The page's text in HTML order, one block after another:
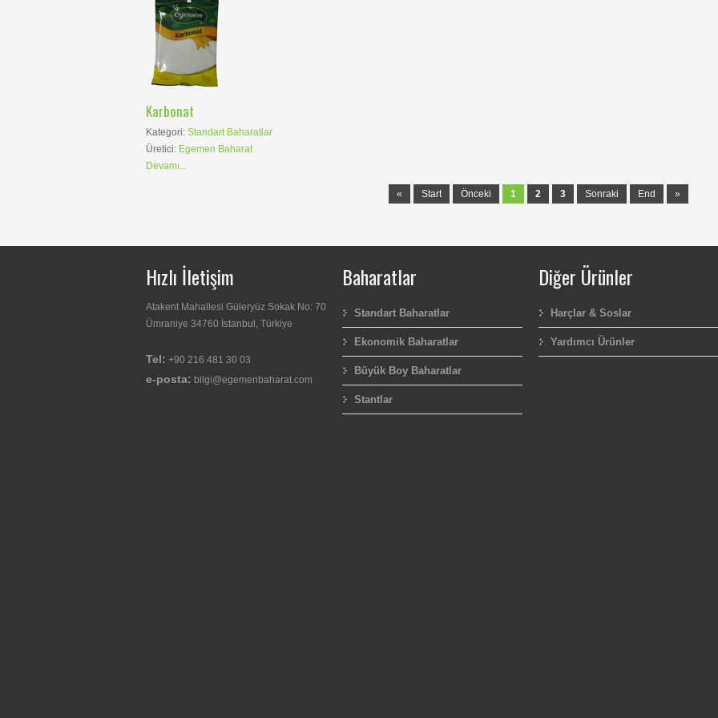
Karbonat
Kategori: Standart Baharatlar
Üretici: Egemen Baharat
Devamı...
« Start Önceki 1 2 3 Sonraki End »
Hızlı İletişim
Atakent Mahallesi Güleryüz Sokak No: 70
Ümraniye 34760 İstanbul, Türkiye
Tel: +90 216 481 30 03
e-posta: bilgi@egemenbaharat.com
Baharatlar
Standart Baharatlar
Ekonomik Baharatlar
Büyük Boy Baharatlar
Stantlar
Diğer Ürünler
Harçlar & Soslar
Yardımcı Ürünler